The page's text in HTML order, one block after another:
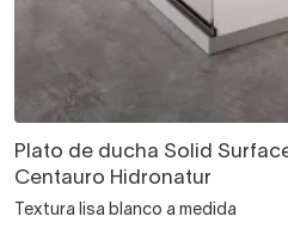
Plato de ducha Solid
Centauro Hidronatur
Textura lisa blanco a medida